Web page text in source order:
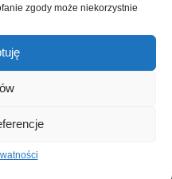
zgody może niekorzystnie
towaru